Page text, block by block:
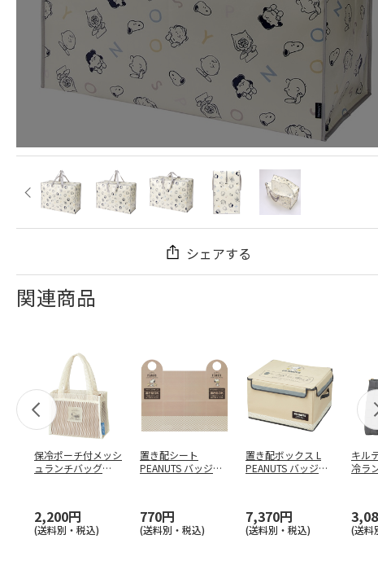
シェアする
関連商品
保冷ポーチ付メッシ
ュランチバッグ
2,200円
(送料別・税込)
置き配シート
PEANUTS バッジ
770円
(送料別・税込)
置き配ボックス L
PEANUTS バッジ
7,370円
(送料別・税込)
キル
冷ラ
(送料